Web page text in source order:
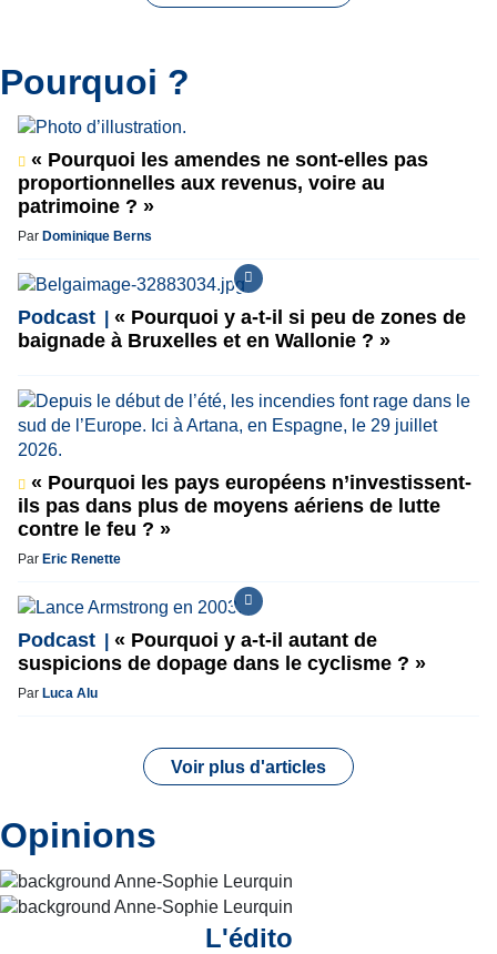
Pourquoi ?
« Pourquoi les amendes ne sont-elles pas
proportionnelles aux revenus, voire au
patrimoine ? »
Par Dominique Berns
Podcast
« Pourquoi y a-t-il si peu de zones de
baignade à Bruxelles et en Wallonie ? »
« Pourquoi les pays européens n’investissent-
ils pas dans plus de moyens aériens de lutte
contre le feu ? »
Par Eric Renette
Podcast
« Pourquoi y a-t-il autant de
suspicions de dopage dans le cyclisme ? »
Par Luca Alu
Voir plus d'articles
Opinions
L'édito